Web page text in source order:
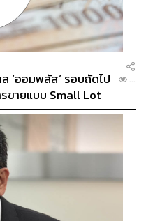
สู่หัวใจชุมชน
างผลกระทบเชิงบวกที่
ยเป้าหมาย ที่จะลดการ
ล้านลูกบาศก์เมตรต่อปี
เทียบเท่ากับ การใช้น้ำ
‘ออมพลัส’ รอบถัดไป
ขายแบบ Small Lot
...